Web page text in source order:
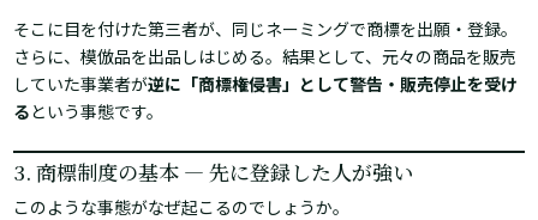
そこに目を付けた第三者が、同じネーミングで商標を出願・登録。
さらに、模倣品を出品しはじめる。結果として、元々の商品を販売
していた事業者が逆に「商標権侵害」として警告・販売停止を受け
るという事態です。
3. 商標制度の基本 ― 先に登録した人が強い
このような事態がなぜ起こるのでしょうか。